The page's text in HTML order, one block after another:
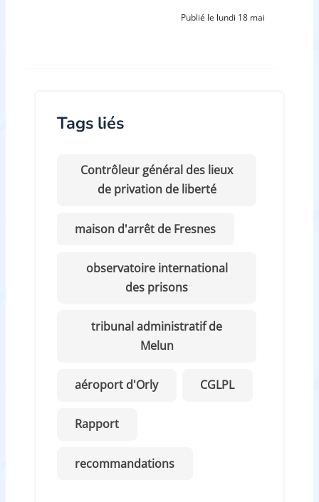
Publié le lundi 18 mai
Tags liés
Contrôleur général des lieux
de privation de liberté
maison d'arrêt de Fresnes
observatoire international
des prisons
tribunal administratif de
Melun
aéroport d'Orly CGLPL
Rapport
recommandations